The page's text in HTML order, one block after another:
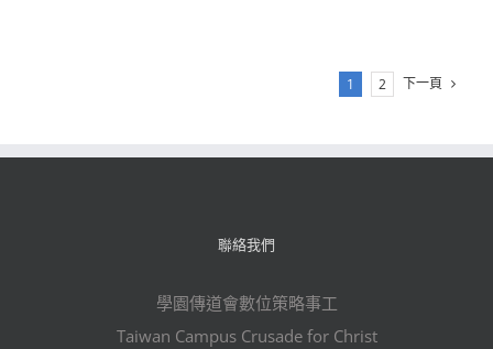
1 2 下一頁
聯絡我們
學園傳道會數位策略事工
Taiwan Campus Crusade for Christ